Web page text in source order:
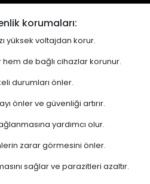
korumaları:
yüksek voltajdan korur.
hem de bağlı cihazlar korunur.
durumları önler.
önler ve güvenliği artırır.
yardımcı olur.
zarar görmesini önler.
sağlar ve parazitleri azaltır.